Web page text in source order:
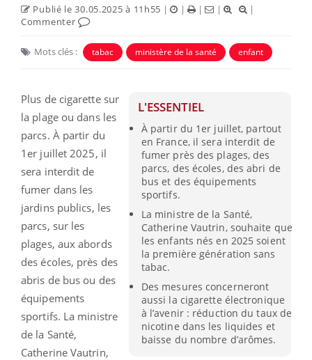
Publié le 30.05.2025 à 11h55 | | | |
|
Commenter
Mots clés : tabac ministère de la santé enfant
L'ESSENTIEL
À partir du 1er juillet, partout
en France, il sera interdit de
fumer près des plages, des
parcs, des écoles, des abri de
bus et des équipements
sportifs.
La ministre de la Santé,
Catherine Vautrin, souhaite que
les enfants nés en 2025 soient
la première génération sans
tabac.
Des mesures concerneront
aussi la cigarette électronique
à l’avenir : réduction du taux de
nicotine dans les liquides et
baisse du nombre d’arômes.
Plus de cigarette sur
la plage ou dans les
parcs. À partir du
1er juillet 2025, il
sera interdit de
fumer dans les
jardins publics, les
parcs, sur les
plages, aux abords
des écoles, près des
abris de bus ou des
équipements
sportifs. La ministre
de la Santé,
Catherine Vautrin,